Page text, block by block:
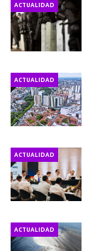
ACTUALIDAD
ACTUALIDAD
ACTUALIDAD
ACTUALIDAD